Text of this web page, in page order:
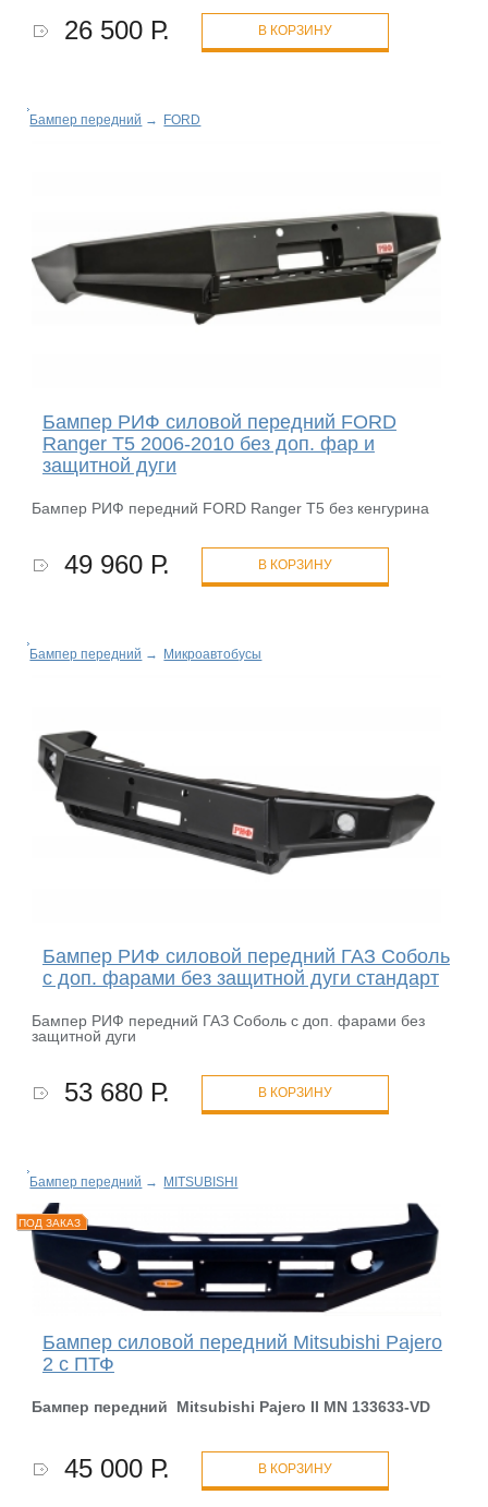
26 500 Р. В КОРЗИНУ
Бампер передний → FORD
Бампер РИФ силовой передний FORD
Ranger T5 2006-2010 без доп. фар и
защитной дуги
Бампер РИФ передний FORD Ranger T5 без кенгурина
49 960 Р. В КОРЗИНУ
Бампер передний → Микроавтобусы
Бампер РИФ силовой передний ГАЗ Соболь
с доп. фарами без защитной дуги стандарт
Бампер РИФ передний ГАЗ Соболь с доп. фарами без
защитной дуги
53 680 Р. В КОРЗИНУ
Бампер передний → MITSUBISHI
ПОД ЗАКАЗ
Бампер силовой передний Mitsubishi Pajero
2 с ПТФ
Бампер передний Mitsubishi Pajero II MN 133633-VD
45 000 Р. В КОРЗИНУ